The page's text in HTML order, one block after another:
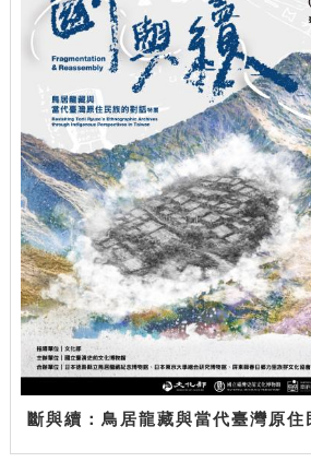
斷與續：鳥居龍藏與當代臺灣原住